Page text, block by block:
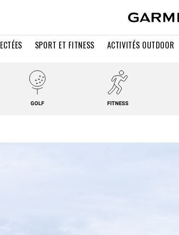
SPORT ET FITNESS ACTIVITÉS OUTDOOR
GOLF FITNESS